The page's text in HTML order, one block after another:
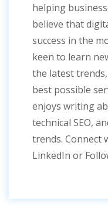
helping
believe that
success in the
keen to learn
the latest
best possible
enjoys writing
technical SEO,
trends. Connect
LinkedIn or